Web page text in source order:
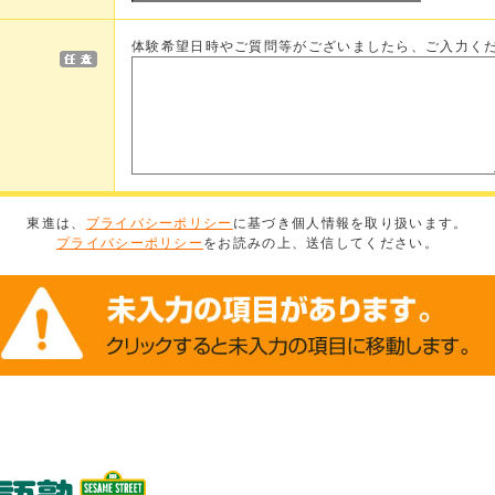
体験希望日時やご質問等がございましたら、ご入力く
東進は、 プライバシーポリシー に基づき個人情報を取り扱います。
プライバシーポリシー をお読みの上、送信してください。